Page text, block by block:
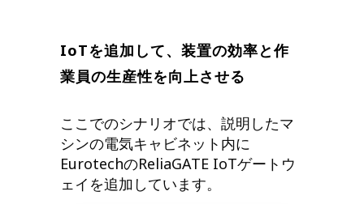
IoTを追加して、装置の効率と作
業員の生産性を向上させる
ここでのシナリオでは、説明したマ
シンの電気キャビネット内に
EurotechのReliaGATE IoTゲートウ
ェイを追加しています。